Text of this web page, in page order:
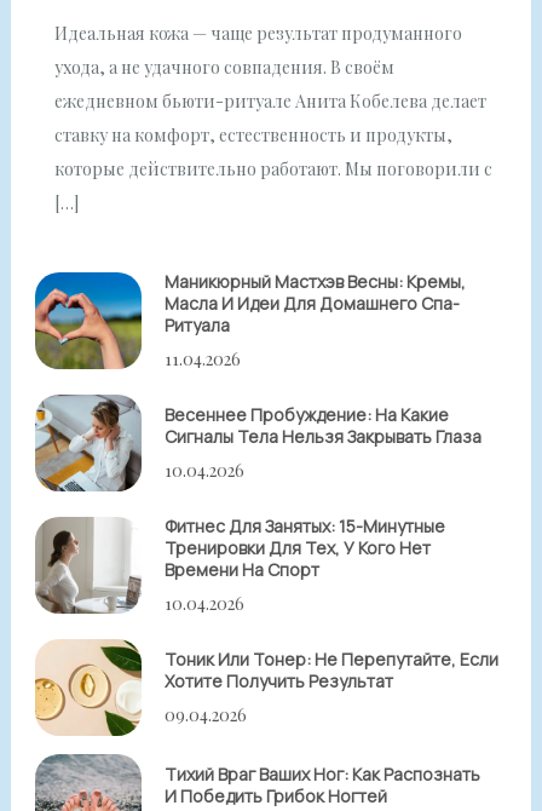
Идеальная кожа — чаще результат продуманного
ухода, а не удачного совпадения. В своём
ежедневном бьюти-ритуале Анита Кобелева делает
ставку на комфорт, естественность и продукты,
которые действительно работают. Мы поговорили с
[…]
Маникюрный Мастхэв Весны: Кремы,
Масла И Идеи Для Домашнего Спа-
Ритуала
11.04.2026
Весеннее Пробуждение: На Какие
Сигналы Тела Нельзя Закрывать Глаза
10.04.2026
Фитнес Для Занятых: 15-Минутные
Тренировки Для Тех, У Кого Нет
Времени На Спорт
10.04.2026
Тоник Или Тонер: Не Перепутайте, Если
Хотите Получить Результат
09.04.2026
Тихий Враг Ваших Ног: Как Распознать
И Победить Грибок Ногтей